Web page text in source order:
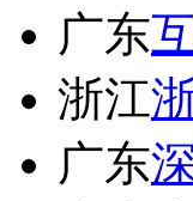
广东
浙江
广东